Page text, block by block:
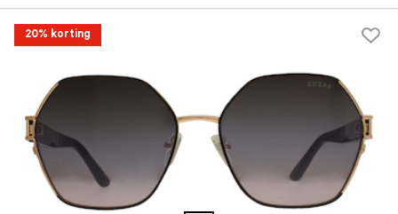
20% korting